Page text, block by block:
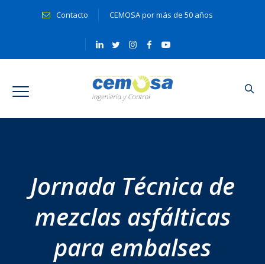
Contacto CEMOSA por más de 50 años
Jornada Técnica de
mezclas asfálticas
para embalses